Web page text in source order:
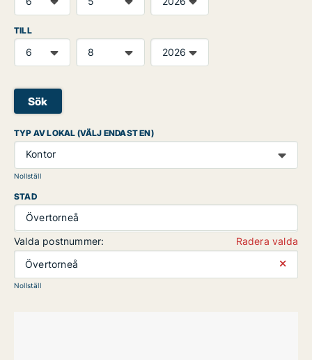
TILL
Sök
TYP AV LOKAL (VÄLJ ENDAST EN)
Kontor
Nollställ
STAD
Övertorneå
Valda postnummer:
Radera valda
Övertorneå
⨯
Nollställ